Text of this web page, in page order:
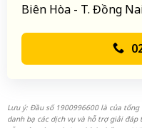
Biên Hòa - T. Đồng
Lưu ý: Đầu số 1900996600 là của
danh bạ các dịch vụ và hỗ trợ giải